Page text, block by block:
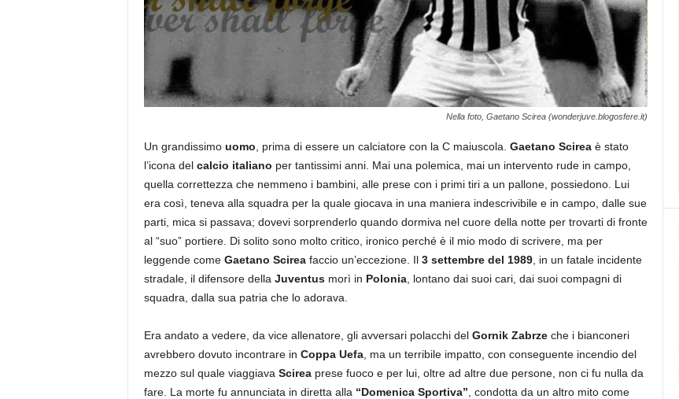
Nella foto, Gaetano Scirea (wonderjuve.blogosfere.it)
Un grandissimo uomo , prima di essere un calciatore con la C maiuscola. Gaetano Scireaè stato
l’icona del calcio italiano per tantissimi anni. Mai una polemica, mai un intervento rude in campo,
quella correttezza che nemmeno i bambini, alle prese con i primi tiri a un pallone, possiedono. Lui
era così, teneva alla squadra per la quale giocava in una maniera indescrivibile e in campo, dalle sue
parti, mica si passava; dovevi sorprenderlo quando dormiva nel cuore della notte per trovarti di fronte
al “suo” portiere. Di solito sono molto critico, ironico perché è il mio modo di scrivere, ma per
leggende come Gaetano Scirea faccio un’eccezione. Il 3 settembre del 1989, in un fatale incidente
stradale, il difensore della Juventusmorì in Polonia, lontano dai suoi cari, dai suoi compagni di
squadra, dalla sua patria che lo adorava.
Era andato a vedere, da vice allenatore, gli avversari polacchi del Gornik Zabrzeche i bianconeri
avrebbero dovuto incontrare in Coppa Uefa, ma un terribile impatto, con conseguente incendio del
mezzo sul quale viaggiava Scireaprese fuoco e per lui, oltre ad altre due persone, non ci fu nulla da
fare. La morte fu annunciata in diretta alla “Domenica Sportiva” , condotta da un altro mito come